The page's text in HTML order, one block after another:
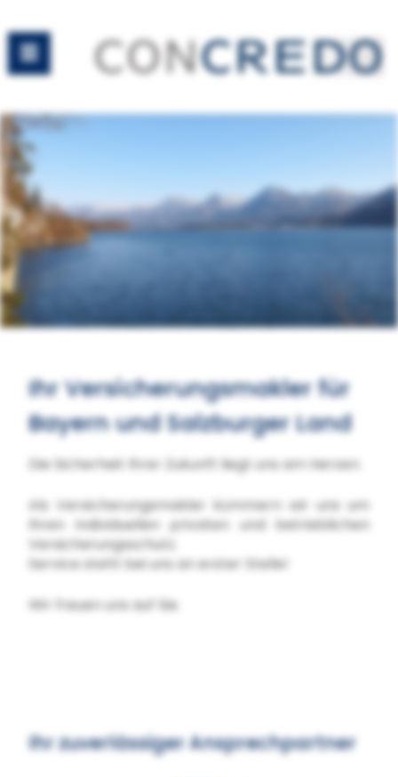
Ihr Versicherungsmakler für
Bayern und Salzburger Land
Die Sicherheit Ihrer Zukunft liegt uns am Herzen.
Als Versicherungsmakler kümmern wir uns um
Ihren individuellen privaten und betrieblichen
Versicherungsschutz.
Service steht bei uns an erster Stelle!
Wir freuen uns auf Sie.
Ihr zuverlässiger Ansprechpartner